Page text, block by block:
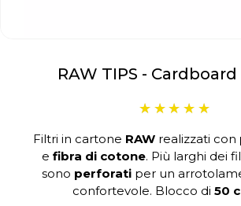
RAW TIPS -
Filtri in cartone RAWrealizzati con
e fibra di cotone. Più larghi dei
sono perforatiper un
confortevole. Blocco di 50